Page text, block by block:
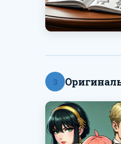
3